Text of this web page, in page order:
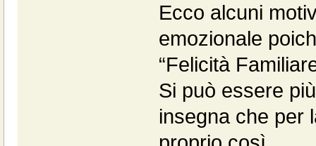
Ecco alcuni
emozionale
“Felicità
Si può essere
insegna che per